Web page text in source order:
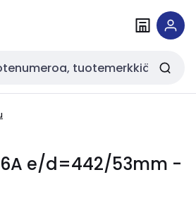
e/d=442/53mm -